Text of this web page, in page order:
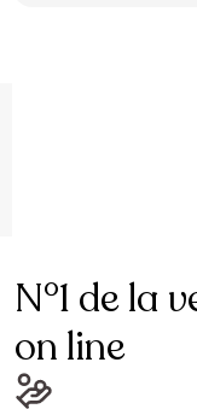
N°1 de la
on line